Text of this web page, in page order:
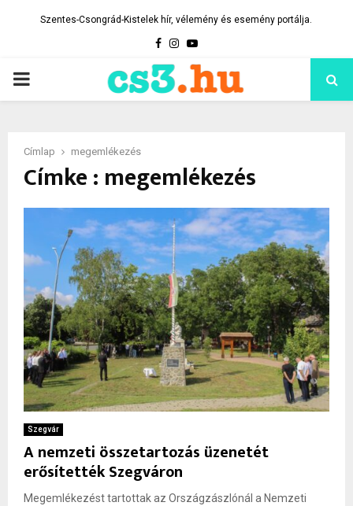
Szentes-Csongrád-Kistelek hír, vélemény és esemény portálja.
Facebook
Instagram
Youtube
PRIMARY
Címlap megemlékezés
Címke : megemlékezés
Szegvár
A nemzeti összetartozás üzenetét
erősítették Szegváron
Megemlékezést tartottak az Országzászlónál a Nemzeti